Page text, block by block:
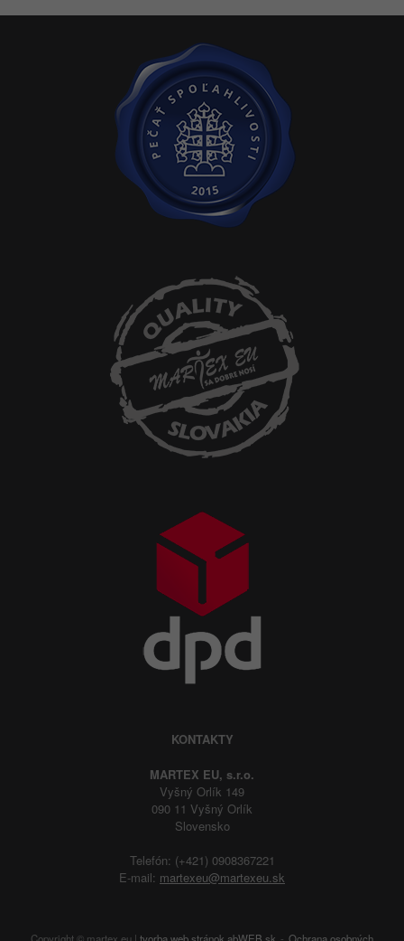
KONTAKTY
MARTEX EU, s.r.o.
Vyšný Orlík 149
090 11 Vyšný Orlík
Slovensko
Telefón: (+421) 0908367221
E-mail: martexeu@martexeu.sk